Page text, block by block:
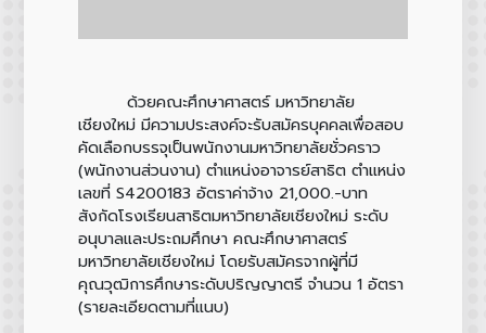
ด้วยคณะศึกษาศาสตร์ มหาวิทยาลัย
เชียงใหม่ มีความประสงค์จะรับสมัครบุคคลเพื่อสอบ
คัดเลือกบรรจุเป็นพนักงานมหาวิทยาลัยชั่วคราว
(พนักงานส่วนงาน) ตำแหน่งอาจารย์สาธิต ตำแหน่ง
เลขที่ S4200183 อัตราค่าจ้าง 21,000.-บาท
สังกัดโรงเรียนสาธิตมหาวิทยาลัยเชียงใหม่ ระดับ
อนุบาลและประถมศึกษา คณะศึกษาศาสตร์
มหาวิทยาลัยเชียงใหม่ โดยรับสมัครจากผู้ที่มี
คุณวุฒิการศึกษาระดับปริญญาตรี จำนวน 1 อัตรา
(รายละเอียดตามที่แนบ)